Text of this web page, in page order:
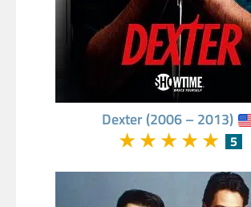
Dexter (2006 – 2013)
★★★★★ 5